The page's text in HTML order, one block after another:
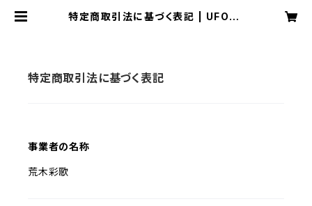
特定商取引法に基づく表記 | UFO-A
特定商取引法に基づく表記
事業者の名称
荒木彩歌